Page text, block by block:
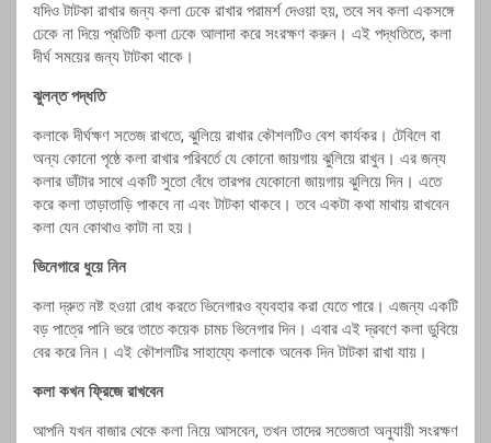
যদিও টাটকা রাখার জন্য কলা ঢেকে রাখার পরামর্শ দেওয়া হয়, তবে সব কলা একসঙ্গে
ঢেকে না দিয়ে প্রতিটি কলা ঢেকে আলাদা করে সংরক্ষণ করুন। এই পদ্ধতিতে, কলা
দীর্ঘ সময়ের জন্য টাটকা থাকে।
ঝুলন্ত পদ্ধতি
কলাকে দীর্ঘক্ষণ সতেজ রাখতে, ঝুলিয়ে রাখার কৌশলটিও বেশ কার্যকর। টেবিলে বা
অন্য কোনো পৃষ্ঠে কলা রাখার পরিবর্তে যে কোনো জায়গায় ঝুলিয়ে রাখুন। এর জন্য
কলার ডাঁটার সাথে একটি সুতো বেঁধে তারপর যেকোনো জায়গায় ঝুলিয়ে দিন। এতে
করে কলা তাড়াতাড়ি পাকবে না এবং টাটকা থাকবে। তবে একটা কথা মাথায় রাখবেন
কলা যেন কোথাও কাটা না হয়।
ভিনেগারে ধুয়ে নিন
কলা দ্রুত নষ্ট হওয়া রোধ করতে ভিনেগারও ব্যবহার করা যেতে পারে। এজন্য একটি
বড় পাত্রে পানি ভরে তাতে কয়েক চামচ ভিনেগার দিন। এবার এই দ্রবণে কলা ডুবিয়ে
বের করে নিন। এই কৌশলটির সাহায্যে কলাকে অনেক দিন টাটকা রাখা যায়।
কলা কখন ফ্রিজে রাখবেন
আপনি যখন বাজার থেকে কলা নিয়ে আসবেন, তখন তাদের সতেজতা অনুযায়ী সংরক্ষণ